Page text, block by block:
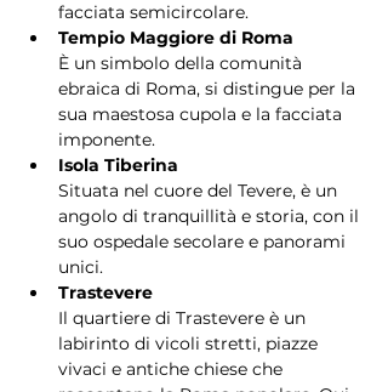
facciata semicircolare.
Tempio Maggiore di Roma
È un simbolo della comunità
ebraica di Roma, si distingue per la
sua maestosa cupola e la facciata
imponente.
Isola Tiberina
Situata nel cuore del Tevere, è un
angolo di tranquillità e storia, con il
suo ospedale secolare e panorami
unici.
Trastevere
Il quartiere di Trastevere è un
labirinto di vicoli stretti, piazze
vivaci e antiche chiese che